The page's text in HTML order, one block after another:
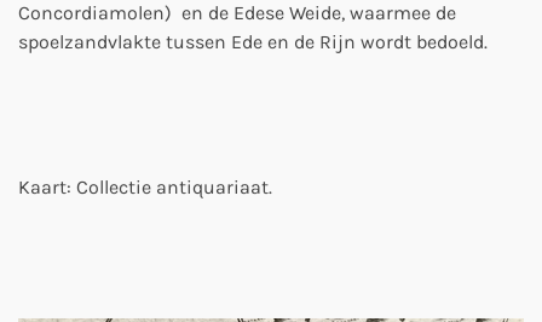
Concordiamolen) en de Edese Weide, waarmee de
spoelzandvlakte tussen Ede en de Rijn wordt bedoeld.
Kaart: Collectie antiquariaat.